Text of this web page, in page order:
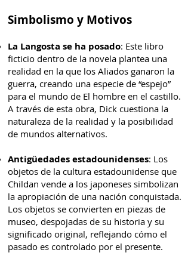
Simbolismo y Motivos
La Langosta se ha posado: Este libro
ficticio dentro de la novela plantea una
realidad en la que los Aliados ganaron la
guerra, creando una especie de “espejo”
para el mundo de El hombre en el castillo.
A través de esta obra, Dick cuestiona la
naturaleza de la realidad y la posibilidad
de mundos alternativos.
Antigüedades estadounidenses: Los
objetos de la cultura estadounidense que
Childan vende a los japoneses simbolizan
la apropiación de una nación conquistada.
Los objetos se convierten en piezas de
museo, despojadas de su historia y su
significado original, reflejando cómo el
pasado es controlado por el presente.